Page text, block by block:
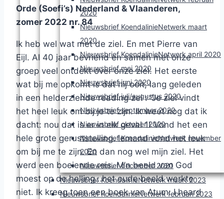
2020
Nieuwsbrief KoendalinieNetwerk maart
2020
Nieuwsbrief KoendalinieNetwerk april 2020
Nieuwsbrief mei 2020
Nieuwsbrief juni 2020
Nieuwsbrief juli/augustus 2020
Nieuwsbrief september 2020
Nieuwsbrief oktober 2020
Nieuwsbrief KoendalinieNetwerk november
2020
Nieuwsbrief december 2020
Nieuwsbrief KoendalinieNetwerk maart 2023
Nieuwsbrief KoendalinieNetwerk februari 2023
Orde (Soefi’s) Nederland & Vlaanderen,
zomer 2022 nr. 84
Ik heb wel wat met de ziel. En met Pierre van
Eijl. Al 40 jaar bevriend en samen met onze
groep veel ontdekt over onze ziel. Het eerste
wat bij me opkomt is dat hij ooit, lang geleden
in een helderziende reading zei : “Je ziel vindt
het heel leuk om bij je te zijn. Ik weet nog dat ik
dacht: nou dat is er in elk geval 1! Vond het een
hele grote geruststelling. Iemand vond het leuk
om bij me te zijn. En dan nog wel mijn ziel. Het
werd een boeiende reis. M’n beeld van God
moest op de helling…het oude beeld werkte
niet. Ik kreeg toen een boek van Atum: I heard